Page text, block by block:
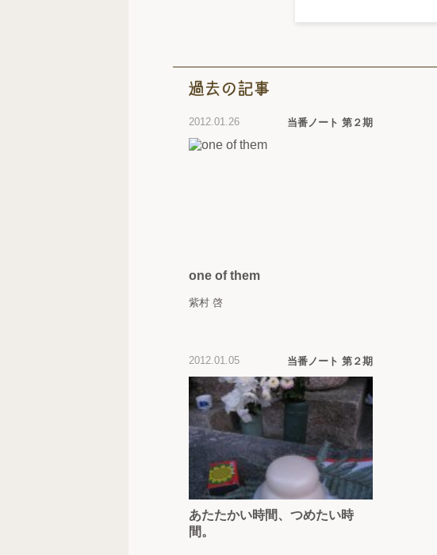
2012.01.26 当番ノート 第２期
one of them
紫村 啓
2012.01.05 当番ノート 第２期
あたたかい時間、つめたい時
間。